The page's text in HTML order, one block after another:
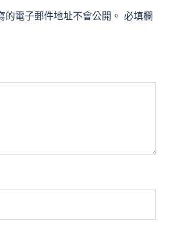
的電子郵件地址不會公開。 必填欄